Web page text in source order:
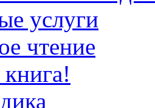
услуги
чтение